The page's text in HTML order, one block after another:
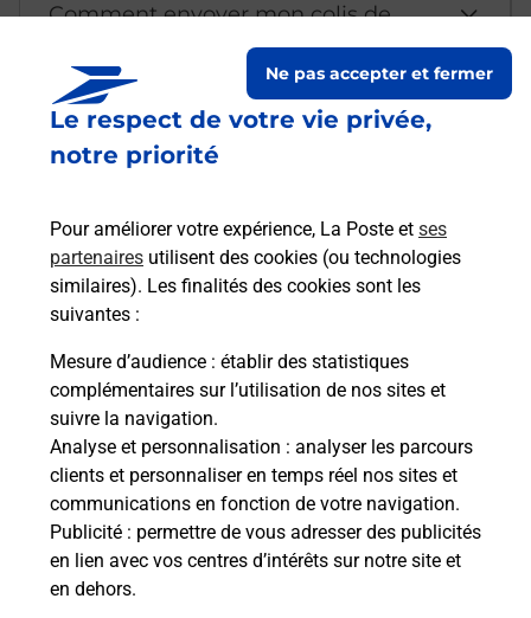
Le respect de votre vie privée,
notre priorité
Pour améliorer votre expérience, La Poste et ses
partenaires utilisent des cookies (ou technologies
similaires). Les finalités des cookies sont les
suivantes :
Mesure d’audience : établir des statistiques
complémentaires sur l’utilisation de nos sites et
suivre la navigation.
Analyse et personnalisation : analyser les parcours
clients et personnaliser en temps réel nos sites et
communications en fonction de votre navigation.
Publicité : permettre de vous adresser des publicités
en lien avec vos centres d’intérêts sur notre site et
en dehors.
Ne pas accepter et fermer
Comment envoyer mon colis de
Est-il possible d’acheter un
emballage directement depuis un
Comment demander une
modification de livraison ?
Comment La Poste participe-t-elle
à votre sécurité au quotidien ?
Puis-je passer mon code de la route
avec La Poste et sous quelles
conditions ?